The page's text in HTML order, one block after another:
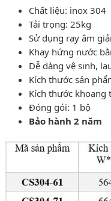
Chất liệu: inox 304
Tải trọng: 25kg
Sử dụng ray âm
Khay hứng nước
Dễ dàng vệ sinh,
Kích thước sản
Kích thước khoang
Đóng gói: 1 bộ
Bảo hành 2 năm